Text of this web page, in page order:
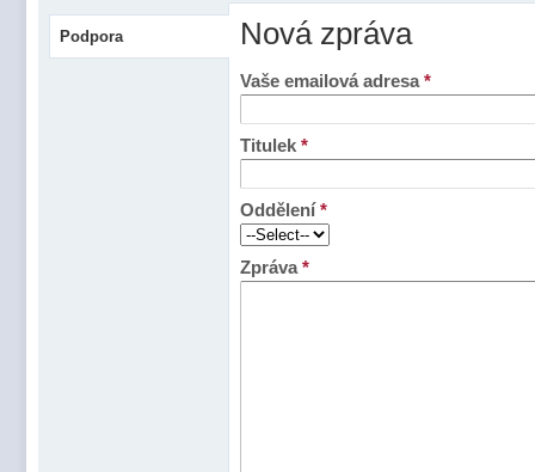
Podpora Nová zpráva
Vaše emailová adresa*
Titulek *
Oddělení*
Zpráva*